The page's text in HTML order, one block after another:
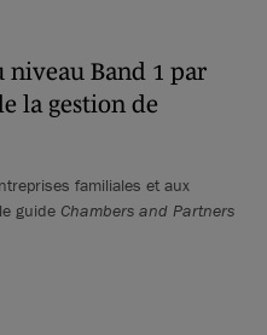
niveau Band 1 par
la gestion de
familiales et aux
guide Chambers and Partners